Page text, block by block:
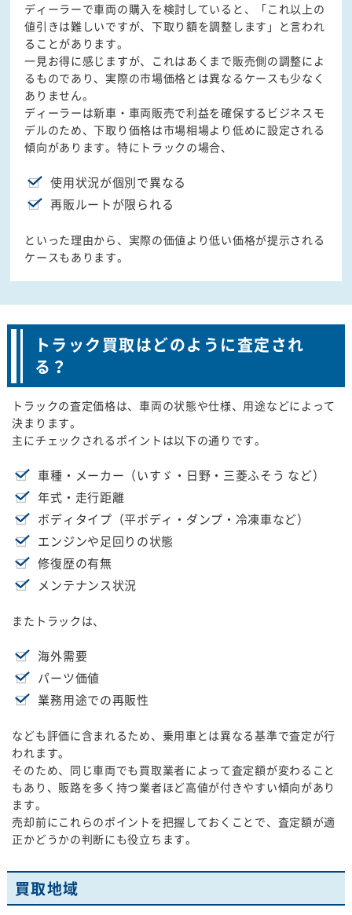
ディーラーで車両の購入を検討していると、「これ以上の
値引きは難しいですが、下取り額を調整します」と言われ
ることがあります。
一見お得に感じますが、これはあくまで販売側の調整によ
るものであり、実際の市場価格とは異なるケースも少なく
ありません。
ディーラーは新車・車両販売で利益を確保するビジネスモ
デルのため、下取り価格は市場相場より低めに設定される
傾向があります。特にトラックの場合、
使用状況が個別で異なる
再販ルートが限られる
といった理由から、実際の価値より低い価格が提示される
ケースもあります。
トラック買取はどのように査定され
る？
トラックの査定価格は、車両の状態や仕様、用途などによって
決まります。
主にチェックされるポイントは以下の通りです。
車種・メーカー（いすゞ・日野・三菱ふそう など）
年式・走行距離
ボディタイプ（平ボディ・ダンプ・冷凍車など）
エンジンや足回りの状態
修復歴の有無
メンテナンス状況
またトラックは、
海外需要
パーツ価値
業務用途での再販性
なども評価に含まれるため、乗用車とは異なる基準で査定が行
われます。
そのため、同じ車両でも買取業者によって査定額が変わること
もあり、販路を多く持つ業者ほど高値が付きやすい傾向があり
ます。
売却前にこれらのポイントを把握しておくことで、査定額が適
正かどうかの判断にも役立ちます。
買取地域